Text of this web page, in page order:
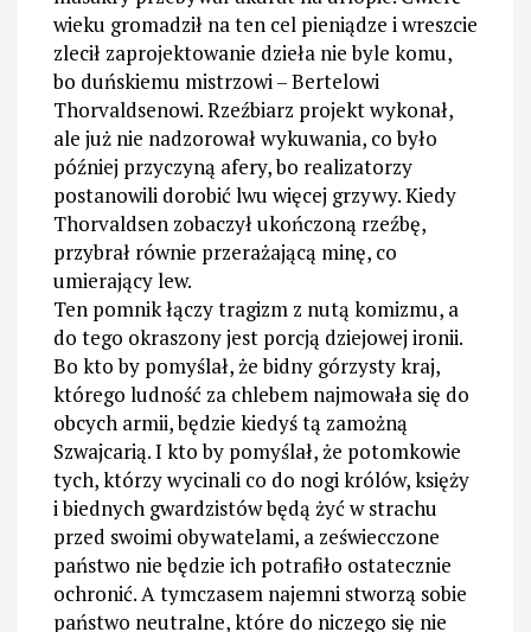
wieku gromadził na ten cel pieniądze i wreszcie
zlecił zaprojektowanie dzieła nie byle komu,
bo duńskiemu mistrzowi – Bertelowi
Thorvaldsenowi. Rzeźbiarz projekt wykonał,
ale już nie nadzorował wykuwania, co było
później przyczyną afery, bo realizatorzy
postanowili dorobić lwu więcej grzywy. Kiedy
Thorvaldsen zobaczył ukończoną rzeźbę,
przybrał równie przerażającą minę, co
umierający lew.
Ten pomnik łączy tragizm z nutą komizmu, a
do tego okraszony jest porcją dziejowej ironii.
Bo kto by pomyślał, że bidny górzysty kraj,
którego ludność za chlebem najmowała się do
obcych armii, będzie kiedyś tą zamożną
Szwajcarią. I kto by pomyślał, że potomkowie
tych, którzy wycinali co do nogi królów, księży
i biednych gwardzistów będą żyć w strachu
przed swoimi obywatelami, a zeświecczone
państwo nie będzie ich potrafiło ostatecznie
ochronić. A tymczasem najemni stworzą sobie
państwo neutralne, które do niczego się nie